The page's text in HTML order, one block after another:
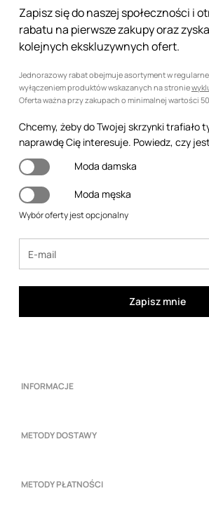
Zapisz się do naszej społeczności i
rabatu na pierwsze zakupy oraz
kolejnych ekskluzywnych ofert.
Jednorazowy rabat obejmuje asortyment w
wyłączeniem produktów wskazanych na stronie
Oferta ważna przy zakupach o minimalnej wartości
Chcemy, żeby do Twojej skrzynki trafiało
naprawdę Cię interesuje. Powiedz, czy
Moda damska
Moda męska
Wybór oferty jest opcjonalny
Zapisz mnie
INFORMACJE
METODY DOSTAWY
METODY PŁATNOŚCI